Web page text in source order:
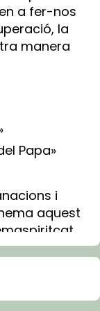
a fer-nos
la
manera
Papa»
i
aquest